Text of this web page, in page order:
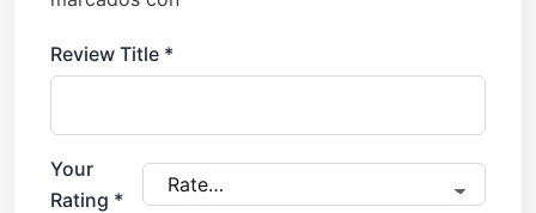
Review Title *
Your
Rating *